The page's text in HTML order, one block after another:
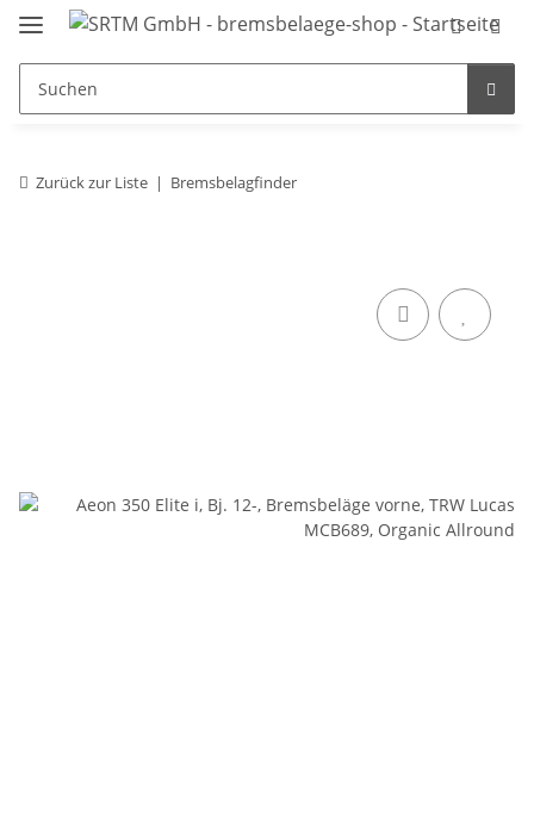
Zurück zur Liste Bremsbelagfinder